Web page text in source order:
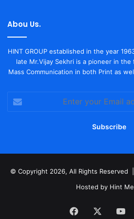
Abou Us.
HINT GROUP established in the year
late Mr.Vijay Sekhri is a pioneer in
Mass Communication in both Print as
your
© Copyright 2026, All Rights Reserved |
Hosted by Hint
Facebook